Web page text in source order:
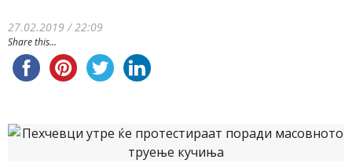
27.02.2019 / 22:09
Share this...